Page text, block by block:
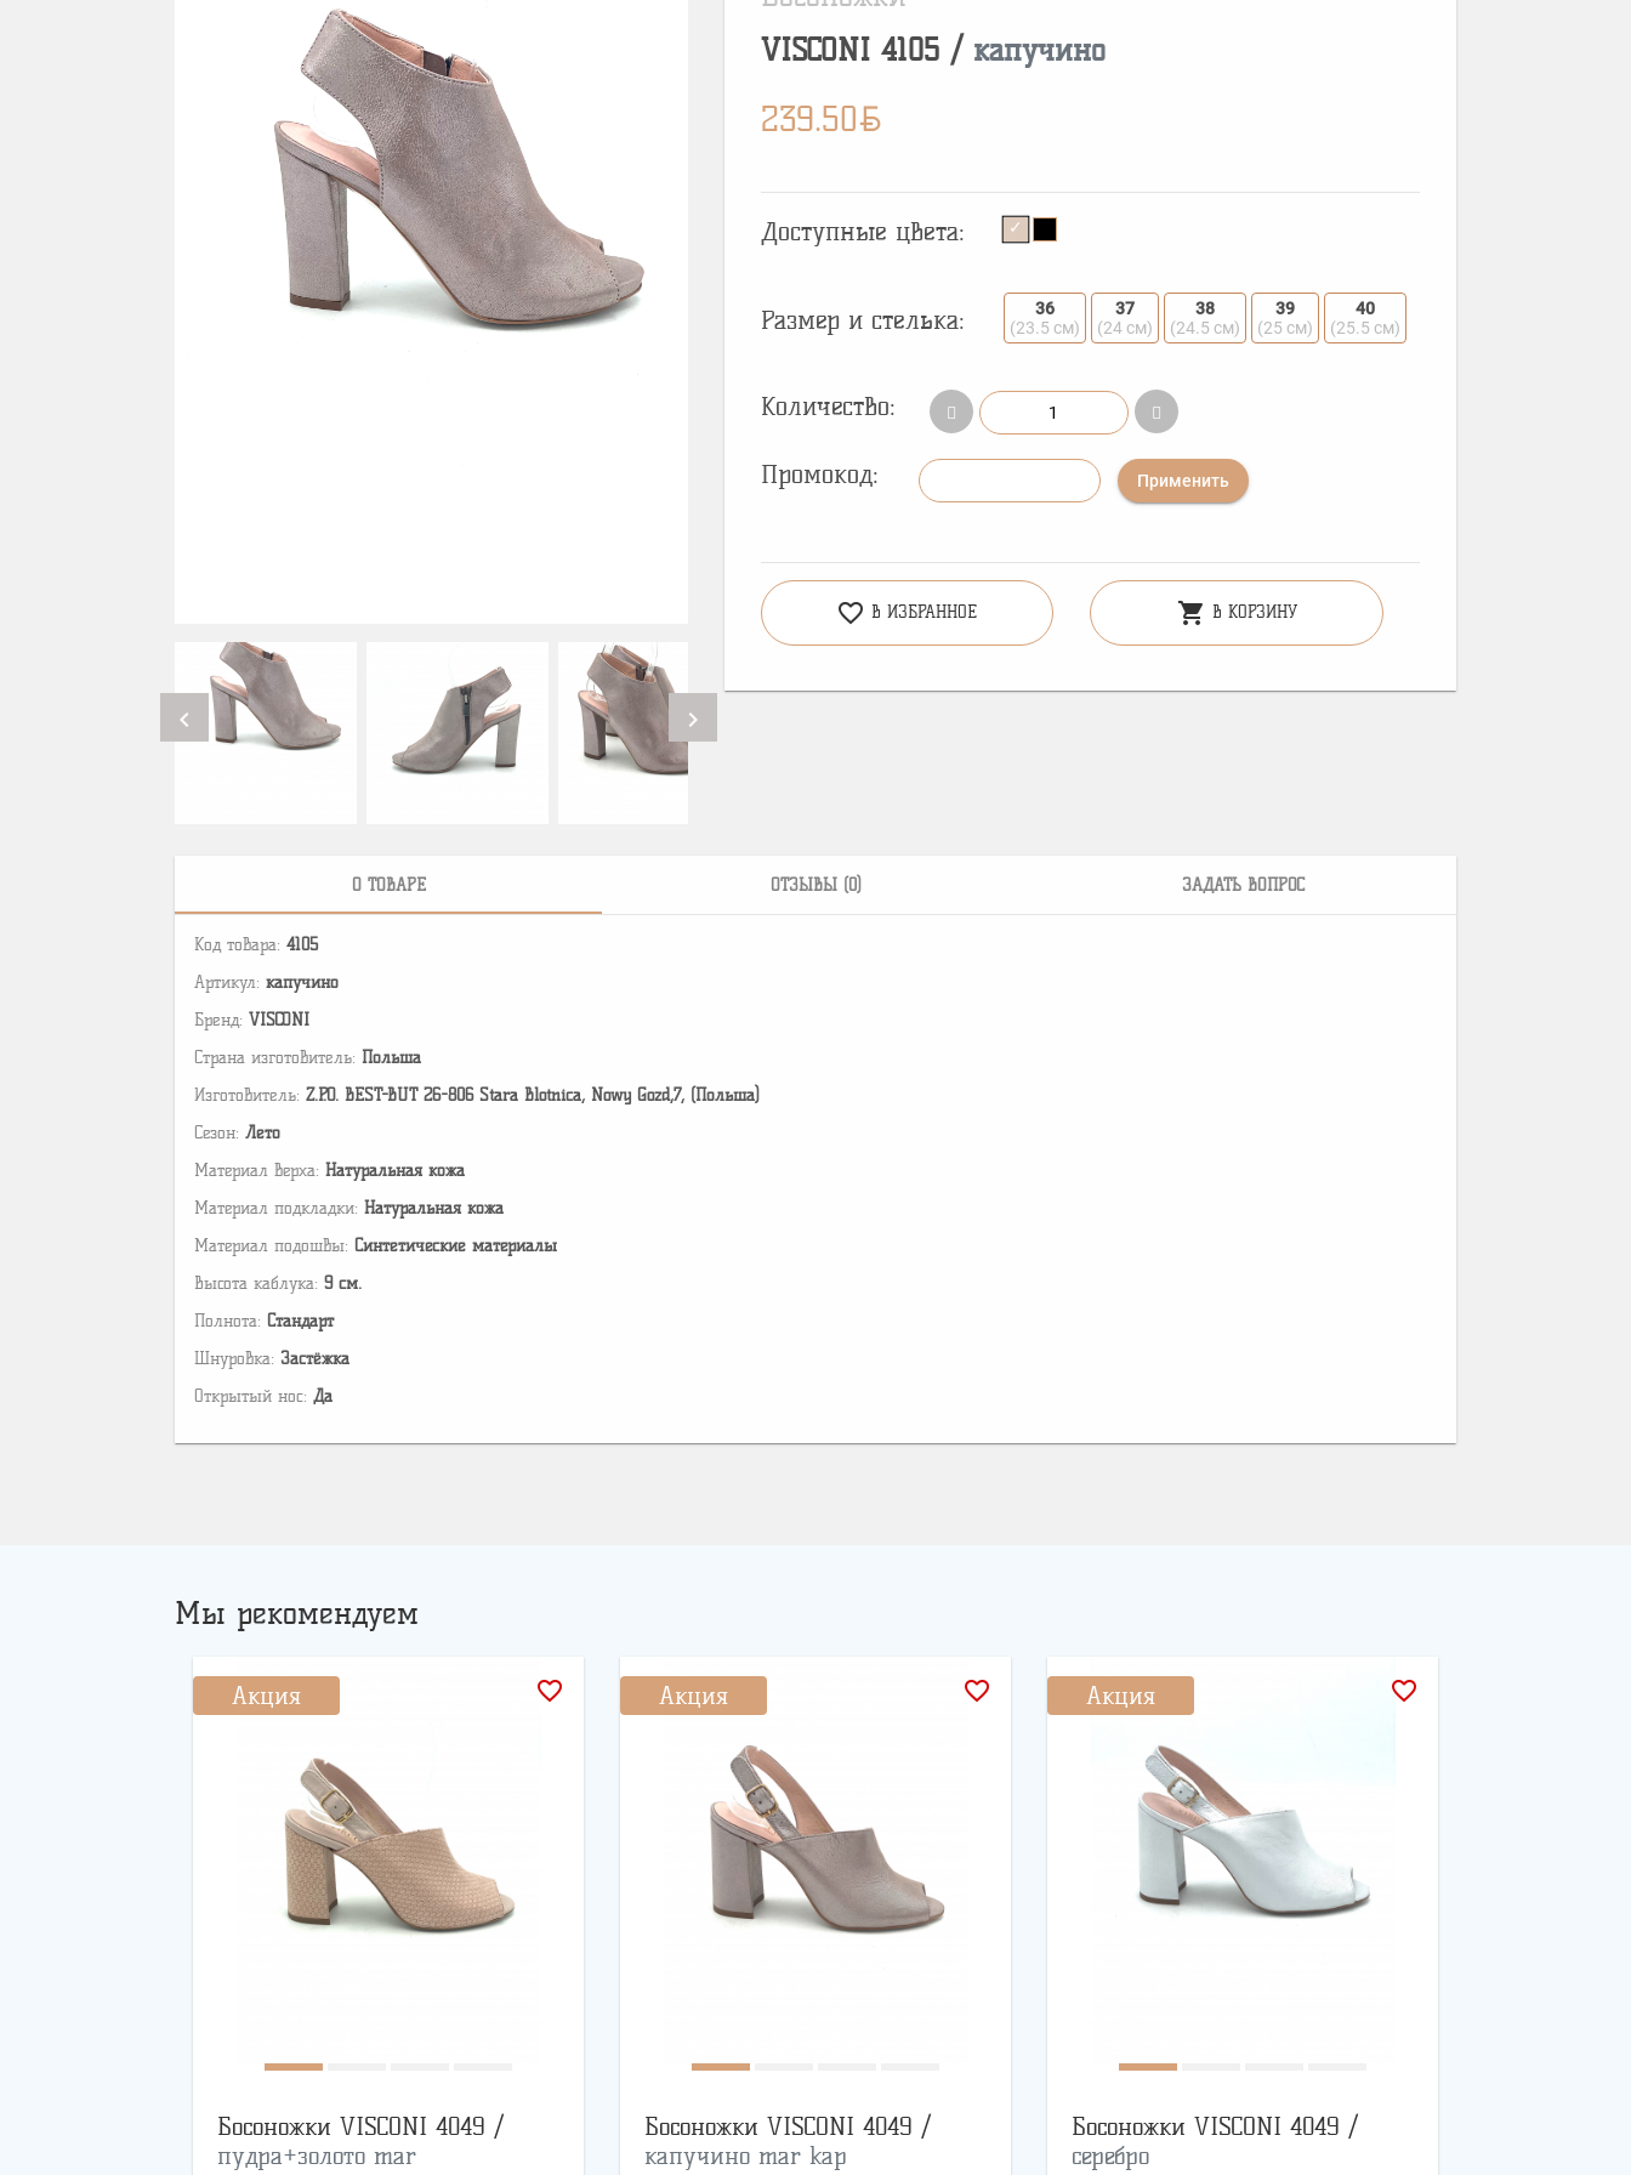
chevron_left chevron_right
VISCONI 4105/ капучино
239.50BYN
Доступные цвета:
Размер и стелька:
36
(23.5 см)
37
(24 см)
38
(24.5 см)
39
(25 см)
40
(25.5 см)
Количество:
Промокод: Применить
favorite_border В ИЗБРАННОЕ shopping_cart В КОРЗИНУ
О ТОВАРЕ ОТЗЫВЫ (0) ЗАДАТЬ ВОПРОС
Код товара: 4105
Артикул: капучино
Бренд: VISCONI
Страна изготовитель: Польша
Изготовитель: Z.P.O. BEST-BUT 26-806 Stara Blotnica, Nowy Gozd,7, (Польша)
Сезон: Лето
Материал верха: Натуральная кожа
Материал подкладки: Натуральная кожа
Материал подошвы: Cинтетические материалы
Высота каблука: 9 см.
Полнота: Стандарт
Шнуровка: Застёжка
Открытый нос: Да
Мы рекомендуем
Акция favorite_border
Босоножки VISCONI 4049 /
пудра+золото mar
Акция favorite_border
Босоножки VISCONI 4049 /
капучино mar kap
Акция favorite_border
Босоножки VISCONI 4049 /
серебро